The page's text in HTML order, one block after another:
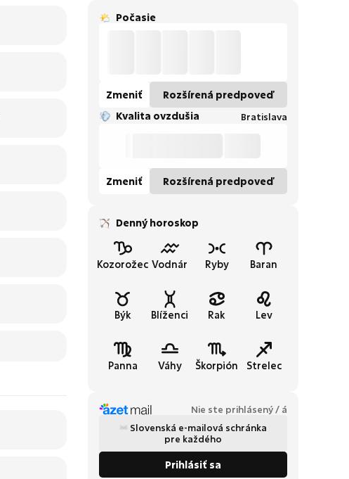
Počasie
Zmeniť
Rozšírená predpoveď
Kvalita ovzdušia
Bratislava
Zmeniť Rozšírená predpoveď
Denný horoskop
Kozorožec Vodnár Ryby Baran
Býk Blíženci Rak Lev
Panna Váhy Škorpión Strelec
Nie ste prihlásený / á
Slovenská e-mailová schránka
pre každého
Prihlásiť sa